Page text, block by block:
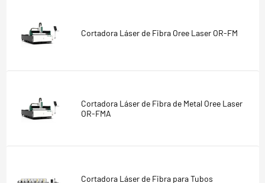
Cortadora Láser de Fibra Oree Laser OR-FM
Cortadora Láser de Fibra de Metal Oree Laser
OR-FMA
Cortadora Láser de Fibra para Tubos